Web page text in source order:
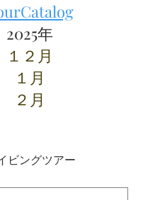
2025年
１２月
１月
​２月
ビングツアー